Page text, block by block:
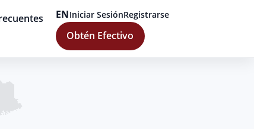
ENIniciar SesiónRegistrarse
Obtén Efectivo